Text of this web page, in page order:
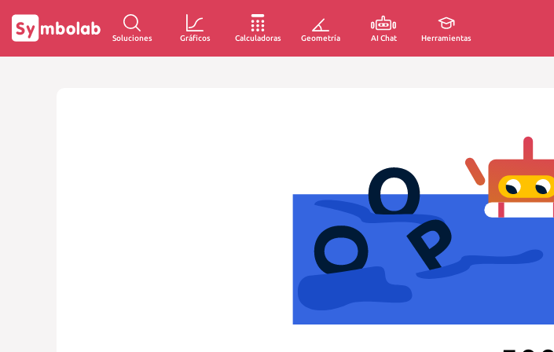
Soluciones Gráficos Calculadoras Geometría AI Chat Herramientas